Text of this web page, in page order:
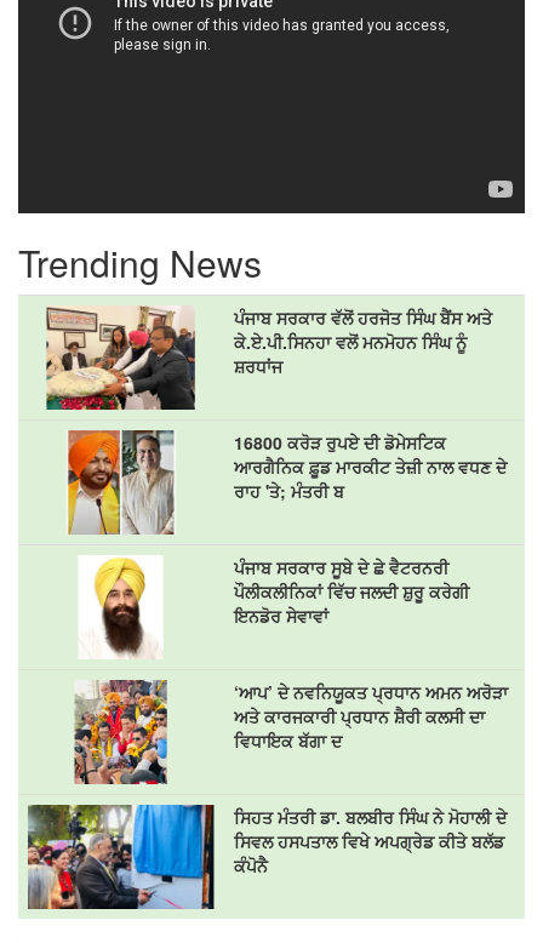
Trending News
ਪੰਜਾਬ ਸਰਕਾਰ ਵੱਲੋਂ ਹਰਜੋਤ ਸਿੰਘ ਬੈਂਸ ਅਤੇ
ਕੇ.ਏ.ਪੀ.ਸਿਨਹਾ ਵਲੋਂ ਮਨਮੋਹਨ ਸਿੰਘ ਨੂੰ
ਸ਼ਰਧਾਂਜ
16800 ਕਰੋੜ ਰੁਪਏ ਦੀ ਡੋਮੇਸਟਿਕ
ਆਰਗੈਨਿਕ ਫ਼ੂਡ ਮਾਰਕੀਟ ਤੇਜ਼ੀ ਨਾਲ ਵਧਣ ਦੇ
ਰਾਹ 'ਤੇ; ਮੰਤਰੀ ਬ
ਪੰਜਾਬ ਸਰਕਾਰ ਸੂਬੇ ਦੇ ਛੇ ਵੈਟਰਨਰੀ
ਪੌਲੀਕਲੀਨਿਕਾਂ ਵਿੱਚ ਜਲਦੀ ਸ਼ੁਰੂ ਕਰੇਗੀ
ਇਨਡੋਰ ਸੇਵਾਵਾਂ
‘ਆਪ’ ਦੇ ਨਵਨਿਯੂਕਤ ਪ੍ਰਧਾਨ ਅਮਨ ਅਰੋੜਾ
ਅਤੇ ਕਾਰਜਕਾਰੀ ਪ੍ਰਧਾਨ ਸ਼ੈਰੀ ਕਲਸੀ ਦਾ
ਵਿਧਾਇਕ ਬੱਗਾ ਦ
ਸਿਹਤ ਮੰਤਰੀ ਡਾ. ਬਲਬੀਰ ਸਿੰਘ ਨੇ ਮੋਹਾਲੀ ਦੇ
ਸਿਵਲ ਹਸਪਤਾਲ ਵਿਖੇ ਅਪਗ੍ਰੇਡ ਕੀਤੇ ਬਲੱਡ
ਕੰਪੋਨੈ